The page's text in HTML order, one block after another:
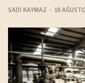
SADI KAYMAZ 10